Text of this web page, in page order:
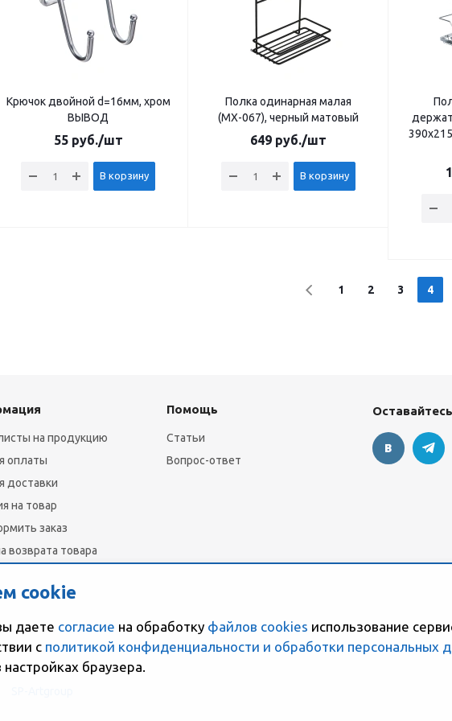
Крючок двойной d=16мм, хром
ВЫВОД
55руб./шт
В корзину
Полка одинарная малая
(МХ-067), черный матовый
649 руб./шт
В корзину
1 2 3 4
cookie
даете согласие на обработку файлов cookies использование
с политикой конфиденциальности и обработки персональных
браузера.
на продукцию
оплаты
доставки
на товар
заказ
возврата товара
Помощь
Статьи
Вопрос-ответ